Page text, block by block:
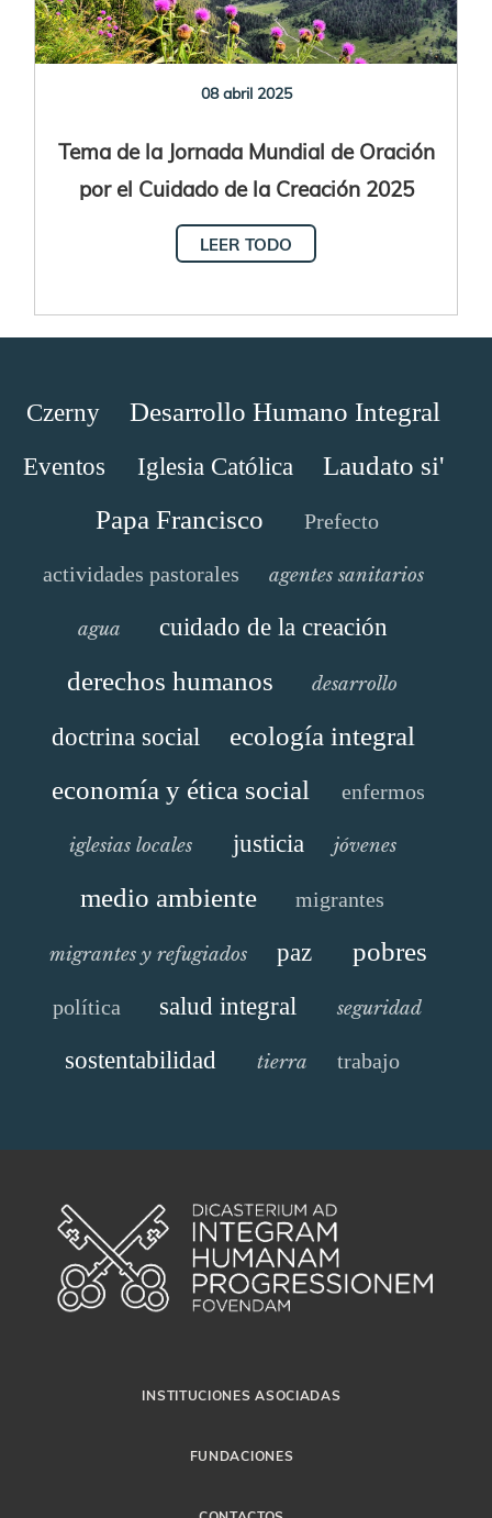
08 abril 2025
Tema de la Jornada Mundial de Oración
por el Cuidado de la Creación 2025
LEER TODO
Czerny Desarrollo Humano Integral
Eventos Iglesia Católica
Laudato si'
Papa Francisco
Prefecto
actividades pastorales agentes sanitarios
agua cuidado de la creación
derechos humanos desarrollo
doctrina social
ecología integral
economía y ética social
enfermos
iglesias locales justicia jóvenes
medio ambiente migrantes
migrantes y refugiados paz pobres
política salud integral seguridad
sostentabilidad tierra trabajo
INSTITUCIONES ASOCIADAS
FUNDACIONES